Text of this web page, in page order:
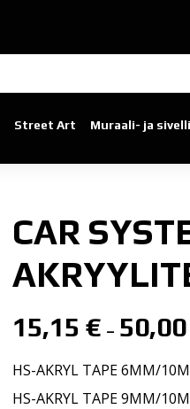
Street Art Muraali- ja
CAR
15,15€ –
HS-AKRYL TAPE 6MM/10M
HS-AKRYL TAPE 9MM/10M